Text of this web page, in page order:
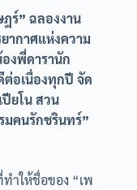
ฎร์” ฉลองงาน
ากาศแห่งความ
งพี่ดารานัก
ต่อเนื่องทุกปี จัด
ยโน สวน
มคนรักชรินทร์”
ำให้ชื่อของ “เพ